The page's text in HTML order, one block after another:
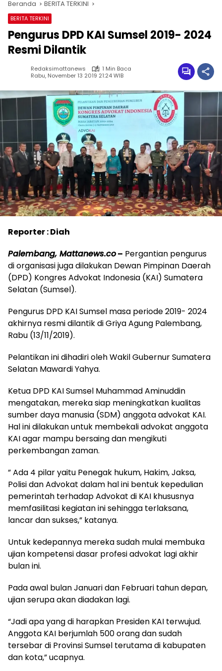
Beranda BERITA TERKINI
BERITA TERKINI
Pengurus DPD KAI Sumsel 2019- 2024
Resmi Dilantik
Redaksimattanews
1 Min Baca
Rabu, November 13 2019 21:24 WIB
Reporter : Diah
Palembang, Mattanews.co– Pergantian pengurus
di organisasi juga dilakukan Dewan Pimpinan Daerah
(DPD) Kongres Advokat Indonesia (KAI) Sumatera
Selatan (Sumsel).
Pengurus DPD KAI Sumsel masa periode 2019- 2024
akhirnya resmi dilantik di Griya Agung Palembang,
Rabu (13/11/2019).
Pelantikan ini dihadiri oleh Wakil Gubernur Sumatera
Selatan Mawardi Yahya.
Ketua DPD KAI Sumsel Muhammad Aminuddin
mengatakan, mereka siap meningkatkan kualitas
sumber daya manusia (SDM) anggota advokat KAI.
Hal ini dilakukan untuk membekali advokat anggota
KAI agar mampu bersaing dan mengikuti
perkembangan zaman.
” Ada 4 pilar yaitu Penegak hukum, Hakim, Jaksa,
Polisi dan Advokat dalam hal ini bentuk kepedulian
pemerintah terhadap Advokat di KAI khususnya
memfasilitasi kegiatan ini sehingga terlaksana,
lancar dan sukses,” katanya.
Untuk kedepannya mereka sudah mulai membuka
ujian kompetensi dasar profesi advokat lagi akhir
bulan ini.
Pada awal bulan Januari dan Februari tahun depan,
ujian serupa akan diadakan lagi.
“Jadi apa yang di harapkan Presiden KAI terwujud.
Anggota KAI berjumlah 500 orang dan sudah
tersebar di Provinsi Sumsel terutama di kabupaten
dan kota,” ucapnya.